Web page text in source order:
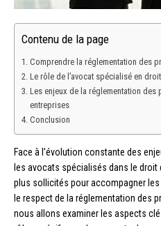
Contenu de la page
Comprendre la réglementation des
Le rôle de l’avocat spécialisé en
Les enjeux de la réglementation
entreprises
Conclusion
Face à l’évolution constante des
les avocats spécialisés dans le droit
plus sollicités pour accompagner
le respect de la réglementation des
nous allons examiner les aspects